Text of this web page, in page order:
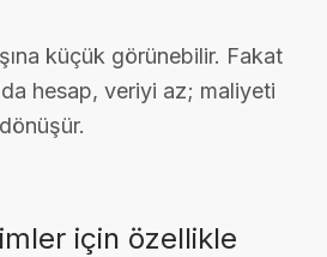
küçük görünebilir. Fakat
hesap, veriyi az; maliyeti
için özellikle